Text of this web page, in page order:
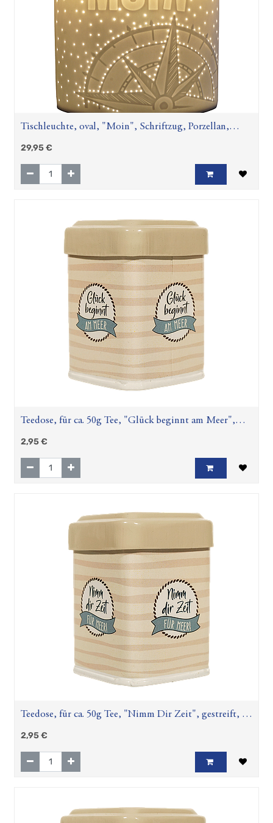
Tischleuchte, oval, "Moin", Schriftzug, Porzellan,
weiß, VE 1, L. 10 cm, B. 17 cm, H. 20 cm
29,95€
Teedose, für ca. 50g Tee, "Glück beginnt am Meer",
gestreift, L. 6 cm, B. 6 cm, H. 8,5 cm
2,95€
Teedose, für ca. 50g Tee, "Nimm Dir Zeit", gestreift, L.
6 cm, B. 6 cm, H. 8,5 cm
2,95€